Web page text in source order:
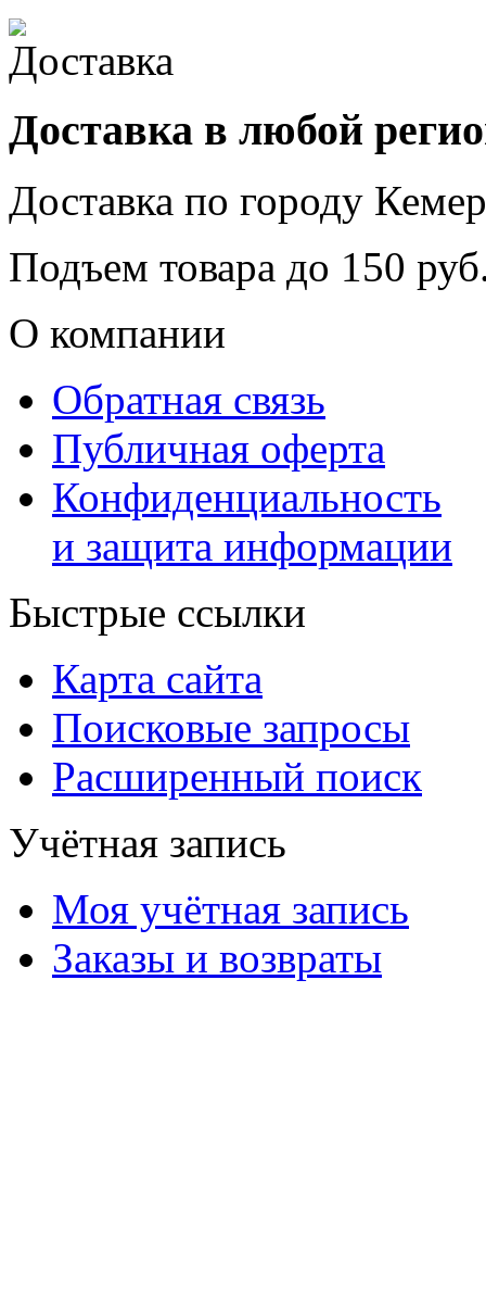
Доставка в любой
Доставка по городу
Подъем товара до 150
О компании
Обратная связь
Публичная оферта
Конфиденциальность
и защита информации
Быстрые ссылки
Карта сайта
Поисковые запросы
Расширенный поиск
Учётная запись
Моя учётная запись
Заказы и возвраты